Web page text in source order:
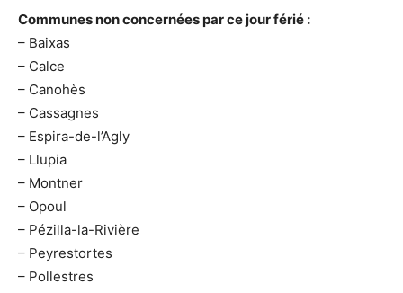
Communes non concernées par ce jour férié :
– Baixas
– Calce
– Canohès
– Cassagnes
– Espira-de-l’Agly
– Llupia
– Montner
– Opoul
– Pézilla-la-Rivière
– Peyrestortes
– Pollestres